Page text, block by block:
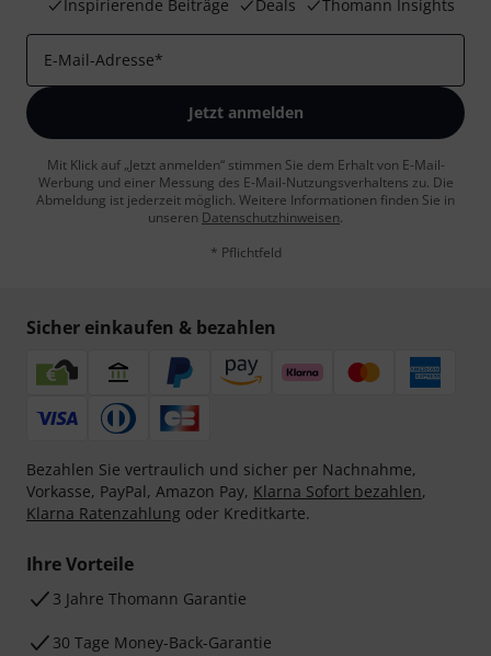
Inspirierende Beiträge
Deals Thomann Insights
E-Mail-Adresse*
Jetzt anmelden
Mit Klick auf „Jetzt anmelden“ stimmen Sie dem Erhalt von E-Mail-
Werbung und einer Messung des E-Mail-Nutzungsverhaltens zu. Die
Abmeldung ist jederzeit möglich. Weitere Informationen finden Sie in
unseren Datenschutzhinweisen.
* Pflichtfeld
Sicher einkaufen & bezahlen
Bezahlen Sie vertraulich und sicher per Nachnahme,
Vorkasse, PayPal, Amazon Pay, Klarna Sofort bezahlen,
Klarna Ratenzahlung oder Kreditkarte.
Ihre Vorteile
3 Jahre Thomann Garantie
30 Tage Money-Back-Garantie